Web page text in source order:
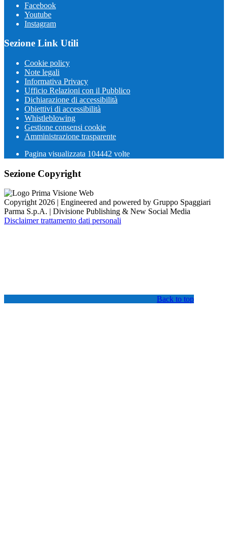
Facebook
Youtube
Instagram
Sezione Link Utili
Cookie policy
Note legali
Informativa Privacy
Ufficio Relazioni con il Pubblico
Dichiarazione di accessibilità
Obiettivi di accessibilità
Whistleblowing
Gestione consensi cookie
Amministrazione trasparente
Pagina visualizzata 104442 volte
Sezione Copyright
Copyright 2026 | Engineered and powered by Gruppo Spaggiari
Parma S.p.A. | Divisione Publishing & New Social Media
Disclaimer trattamento dati personali
Back to top